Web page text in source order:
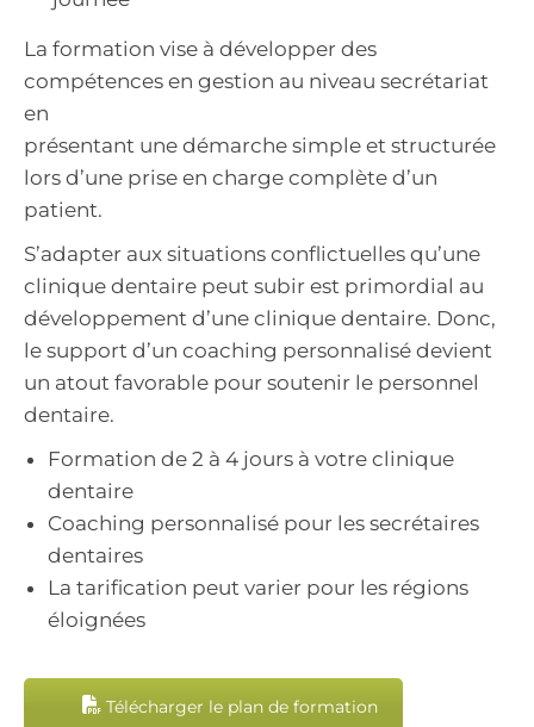
La formation vise à développer des
compétences en gestion au niveau secrétariat
en
présentant une démarche simple et structurée
lors d’une prise en charge complète d’un
patient.
S’adapter aux situations conflictuelles qu’une
clinique dentaire peut subir est primordial au
développement d’une clinique dentaire. Donc,
le support d’un coaching personnalisé devient
un atout favorable pour soutenir le personnel
dentaire.
Formation de 2 à 4 jours à votre clinique
dentaire
Coaching personnalisé pour les secrétaires
dentaires
La tarification peut varier pour les régions
éloignées
Télécharger le plan de formation